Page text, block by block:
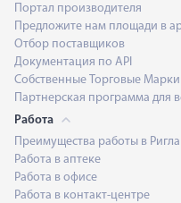
Портал производителя
Предложите нам площади в
Отбор поставщиков
Документация по API
Собственные Торговые Марки
Партнерская программа для
Работа
Преимущества работы в Ригла
Работа в аптеке
Работа в офисе
Работа в контакт-центре